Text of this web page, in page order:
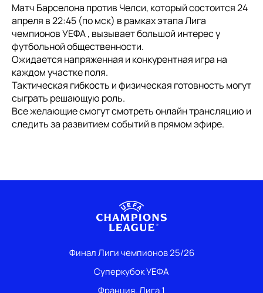
Матч Барселона против Челси, который состоится 24
апреля в 22:45 (по мск) в рамках этапа Лига
чемпионов УЕФА , вызывает большой интерес у
футбольной общественности.
Ожидается напряженная и конкурентная игра на
каждом участке поля.
Тактическая гибкость и физическая готовность могут
сыграть решающую роль.
Все желающие смогут смотреть онлайн трансляцию и
следить за развитием событий в прямом эфире.
Финал Лиги чемпионов 25/26
Суперкубок УЕФА
Франция. Лига 1